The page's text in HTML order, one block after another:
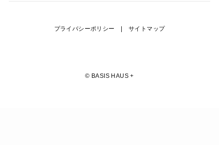
プライバシーポリシー サイトマップ
© BASIS HAUS +